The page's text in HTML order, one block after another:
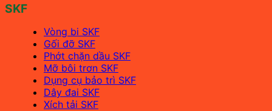
SKF
Vòng bi SKF
Gối đỡ SKF
Phớt chặn dầu SKF
Mỡ bôi trơn SKF
Dụng cụ bảo trì SKF
Dây đai SKF
Xích tải SKF